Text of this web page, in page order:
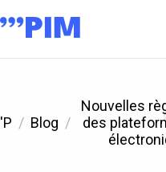
'P Blog
Nouvelles
des